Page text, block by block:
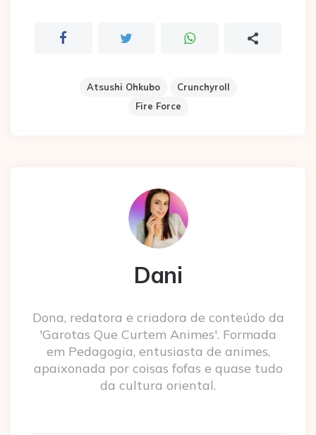
Atsushi Ohkubo
Crunchyroll
Fire Force
Dani
Dona, redatora e criadora de conteúdo da
'Garotas Que Curtem Animes'. Formada
em Pedagogia, entusiasta de animes,
apaixonada por coisas fofas e quase tudo
da cultura oriental.